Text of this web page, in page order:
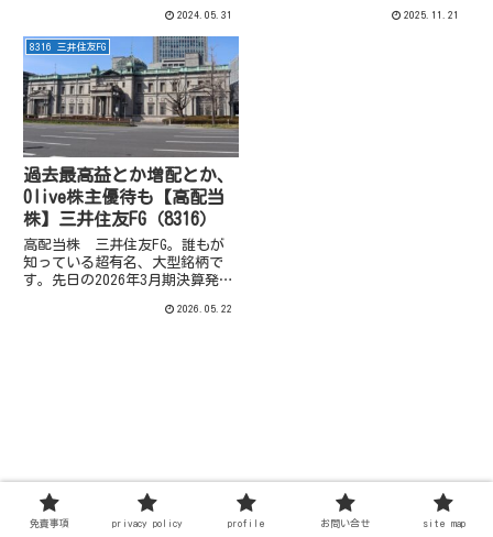
価堅調です。そんな三井住友FG
の2024年3月期決算について、さ
らっと見直しです。
2024.05.31
いでしょうか。先日2026年3月期
2025.11.21
8316 三井住友FG
過去最高益とか増配とか、
Olive株主優待も【高配当
株】三井住友FG（8316）
高配当株 三井住友FG。誰もが
知っている超有名、大型銘柄で
す。先日の2026年3月期決算発表
な大型銘柄については、業績等の
2026.05.22
免責事項 privacy policy profile お問い合せ site map